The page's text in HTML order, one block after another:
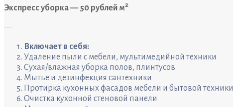
Экспресс уборка — 50 рублей м2
—
Включает в себя:
Удаление пыли с мебели, мультимедийной техники
Сухая/влажная уборка полов, плинтусов
Мытье и дезинфекция сантехники
Протирка кухонных фасадов мебели и бытовой техники
Очистка кухонной стеновой панели